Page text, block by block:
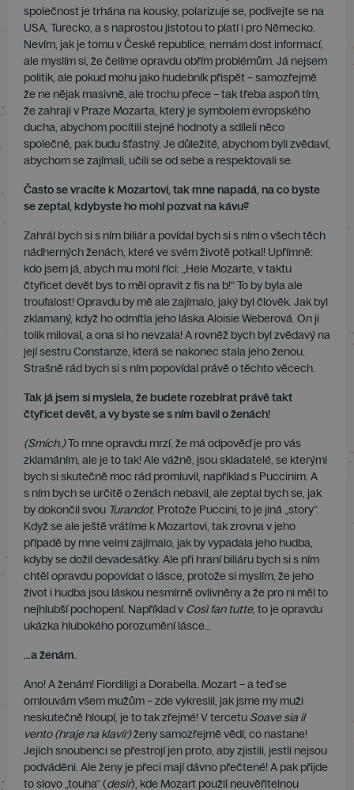
společnost je trhána na kousky, polarizuje se, podívejte se na
USA, Turecko, a s naprostou jistotou to platí i pro Německo.
Nevím, jak je tomu v České republice, nemám dost informací,
ale myslím si, že čelíme opravdu obřím problémům. Já nejsem
politik, ale pokud mohu jako hudebník přispět – samozřejmě
že ne nějak masivně, ale trochu přece – tak třeba aspoň tím,
že zahraji v Praze Mozarta, který je symbolem evropského
ducha, abychom pocítili stejné hodnoty a sdíleli něco
společně, pak budu šťastný. Je důležité, abychom byli zvědaví,
abychom se zajímali, učili se od sebe a respektovali se.
Často se vracíte k Mozartovi, tak mne napadá, na co byste
se zeptal, kdybyste ho mohl pozvat na kávu?
Zahrál bych si s ním biliár a povídal bych si s ním o všech těch
nádherných ženách, které ve svém životě potkal! Upřímně:
kdo jsem já, abych mu mohl říci: „Hele Mozarte, v taktu
čtyřicet devět bys to měl opravit z fis na b!“ To by byla ale
troufalost! Opravdu by mě ale zajímalo, jaký byl člověk. Jak byl
zklamaný, když ho odmítla jeho láska Aloisie Weberová. On ji
tolik miloval, a ona si ho nevzala! A rovněž bych byl zvědavý na
její sestru Constanze, která se nakonec stala jeho ženou.
Strašně rád bych si s ním popovídal právě o těchto věcech.
Tak já jsem si myslela, že budete rozebírat právě takt
čtyřicet devět, a vy byste se s ním bavil o ženách!
(Smích.)To mne opravdu mrzí, že má odpověď je pro vás
zklamáním, ale je to tak! Ale vážně, jsou skladatelé, se kterými
bych si skutečně moc rád promluvil, například s Puccinim. A
s ním bych se určitě o ženách nebavil, ale zeptal bych se, jak
by dokončil svou Turandot. Protože Puccini, to je jiná „story“.
Když se ale ještě vrátíme k Mozartovi, tak zrovna v jeho
případě by mne velmi zajímalo, jak by vypadala jeho hudba,
kdyby se dožil devadesátky. Ale při hraní biliáru bych si s ním
chtěl opravdu popovídat o lásce, protože si myslím, že jeho
život i hudba jsou láskou nesmírně ovlivněny a že pro ni měl to
nejhlubší pochopení. Například v Così fan tutte, to je opravdu
ukázka hlubokého porozumění lásce…
…a ženám.
Ano! A ženám! Fiordiligi a Dorabella. Mozart – a teď se
omlouvám všem mužům – zde vykreslil, jak jsme my muži
neskutečně hloupí, je to tak zřejmé! V tercetu Soave sia il
vento (hraje na klavír)ženy samozřejmě vědí, co nastane!
Jejich snoubenci se přestrojí jen proto, aby zjistili, jestli nejsou
podváděni. Ale ženy je přeci mají dávno přečtené! A pak přijde
to slovo „touha“ (desir), kde Mozart použil neuvěřitelnou